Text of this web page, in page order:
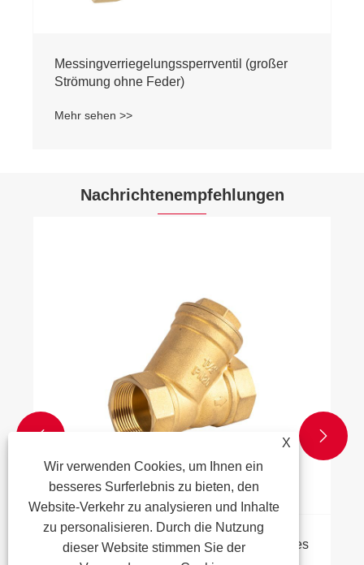
Messingverriegelungssperrventil (großer
Strömung ohne Feder)
Mehr sehen >>
Nachrichtenempfehlungen
Was sind die Vorteile der Verwendung eines
 
X
Wir verwenden Cookies, um Ihnen ein
besseres Surferlebnis zu bieten, den
Website-Verkehr zu analysieren und Inhalte
zu personalisieren. Durch die Nutzung
dieser Website stimmen Sie der